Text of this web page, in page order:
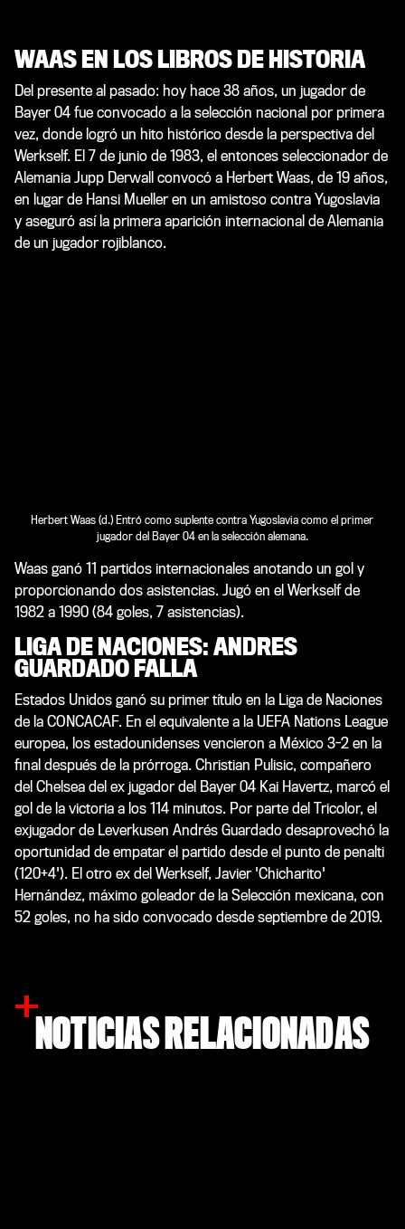
WAAS EN LOS LIBROS DE HISTORIA
Del presente al pasado: hoy hace 38 años, un jugador de
Bayer 04 fue convocado a la selección nacional por primera
vez, donde logró un hito histórico desde la perspectiva del
Werkself. El 7 de junio de 1983, el entonces seleccionador de
Alemania Jupp Derwall convocó a Herbert Waas, de 19 años,
en lugar de Hansi Mueller en un amistoso contra Yugoslavia
y aseguró así la primera aparición internacional de Alemania
de un jugador rojiblanco.
Herbert Waas (d.) Entró como suplente contra Yugoslavia como el primer
jugador del Bayer 04 en la selección alemana.
Waas ganó 11 partidos internacionales anotando un gol y
proporcionando dos asistencias. Jugó en el Werkself de
1982 a 1990 (84 goles, 7 asistencias).
LIGA DE NACIONES: ANDRES
GUARDADO FALLA
Estados Unidos ganó su primer título en la Liga de Naciones
de la CONCACAF. En el equivalente a la UEFA Nations League
europea, los estadounidenses vencieron a México 3-2 en la
final después de la prórroga. Christian Pulisic, compañero
del Chelsea del ex jugador del Bayer 04 Kai Havertz, marcó el
gol de la victoria a los 114 minutos. Por parte del Tricolor, el
exjugador de Leverkusen Andrés Guardado desaprovechó la
oportunidad de empatar el partido desde el punto de penalti
(120+4'). El otro ex del Werkself, Javier 'Chicharito'
Hernández, máximo goleador de la Selección mexicana, con
52 goles, no ha sido convocado desde septiembre de 2019.
NOTICIAS RELACIONADAS